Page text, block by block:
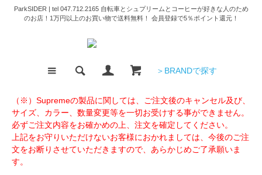
ParkSIDER | tel 047.712.2165 自転車とシュプリームとコーヒーが好きな人のため
のお店！1万円以上のお買い物で送料無料！ 会員登録で5％ポイント還元！
＞BRANDで探す
（※）Supremeの製品に関しては、ご注文後のキャンセル及び、
サイズ、カラー、数量変更等を一切お受けする事ができません。
必ずご注文内容をお確かめの上、注文を確定してください。
上記をお守りいただけないお客様におかれましては、今後のご注
文をお断りさせていただきますので、あらかじめご了承願いま
す。